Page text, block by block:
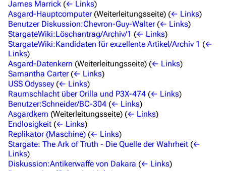
Stargate Origins
Stargate Infinity
Stargate-Romane
Filme
Das Stargate-Universum
Themenportal
Personen
Völker
Orte
James Marrick (← Links)
Asgard-Hauptcomputer(Weiterleitungsseite) (← Links)
Benutzer Diskussion:Chevron-Guy-Walter (← Links)
StargateWiki:Löschantrag/Archiv/1 (← Links)
StargateWiki:Kandidaten für exzellente Artikel/Archiv 1 (←
Links)
Asgard-Datenkern (Weiterleitungsseite) (← Links)
Samantha Carter (← Links)
USS Odyssey (← Links)
Raumschlacht über Orilla und P3X-474 (← Links)
Benutzer:Schneider/BC-304 (← Links)
Asgardkern (Weiterleitungsseite) (← Links)
Endlosigkeit (← Links)
Replikator (Maschine) (← Links)
Stargate: The Ark of Truth - Die Quelle der Wahrheit (←
Links)
Diskussion:Antikerwaffe von Dakara (← Links)